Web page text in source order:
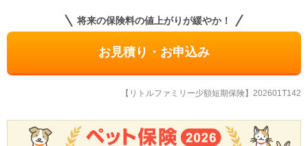
将来の保険料の値上がりが緩やか！
お見積り・お申込み
【リトルファミリー少額短期保険】202601T142